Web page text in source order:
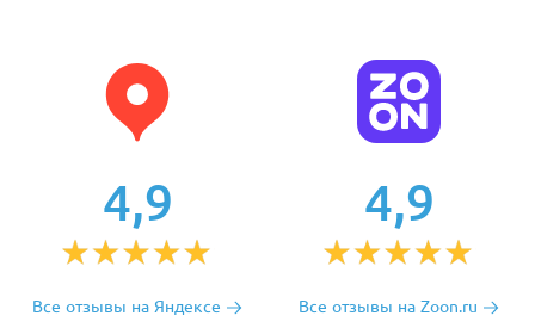
4,9
Все отзывы на Яндексе
4,9
Все отзывы на Zoon.ru